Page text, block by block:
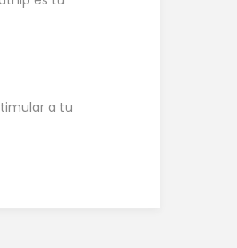
a tu